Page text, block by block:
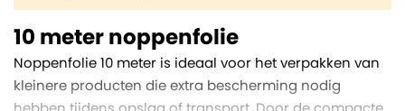
10 meter noppenfolie
Noppenfolie 10 meter is ideaal voor het verpakken van
kleinere producten die extra bescherming nodig